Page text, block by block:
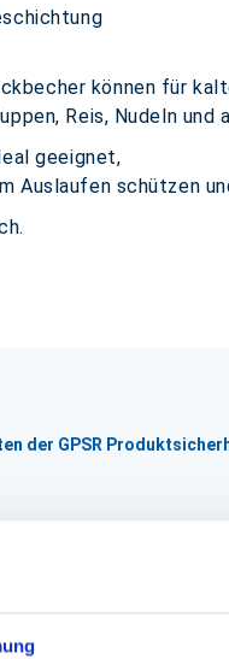
können für
Reis, Nudeln und
geeignet,
Auslaufen schützen
der GPSR